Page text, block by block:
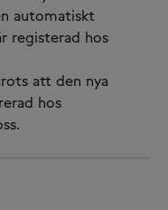
automatiskt
registerad hos
att den nya
hos